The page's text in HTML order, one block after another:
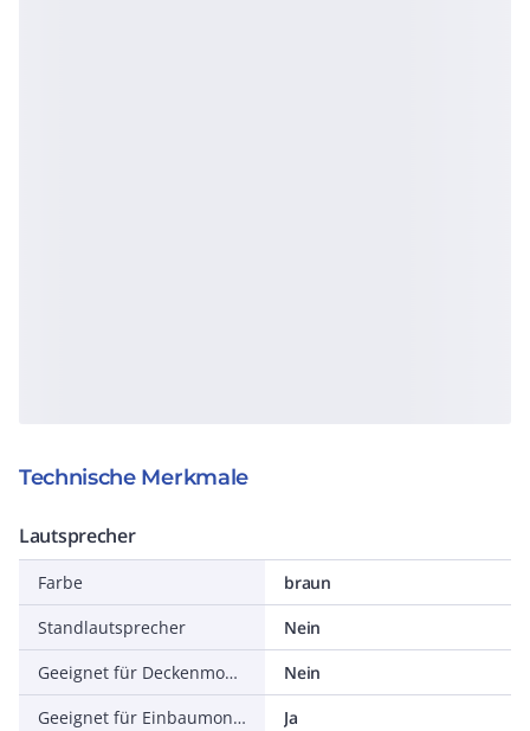
Technische Merkmale
Lautsprecher
Farbe
braun
Standlautsprecher
Nein
Geeignet für Deckenmontage
Nein
Geeignet für Einbaumontage
Ja